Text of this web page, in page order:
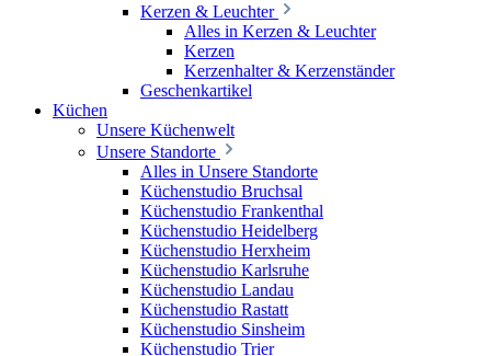
Kerzen & Leuchter
Alles in Kerzen & Leuchter
Kerzen
Kerzenhalter & Kerzenständer
Geschenkartikel
Küchen
Unsere Küchenwelt
Unsere Standorte
Alles in Unsere Standorte
Küchenstudio Bruchsal
Küchenstudio Frankenthal
Küchenstudio Heidelberg
Küchenstudio Herxheim
Küchenstudio Karlsruhe
Küchenstudio Landau
Küchenstudio Rastatt
Küchenstudio Sinsheim
Küchenstudio Trier